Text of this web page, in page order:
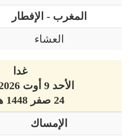
المغرب - الإفطار
العشاء
غدا
الأحد 9 أوت 2026 ميلادي
24 صفر 1448 هجري
الإمساك